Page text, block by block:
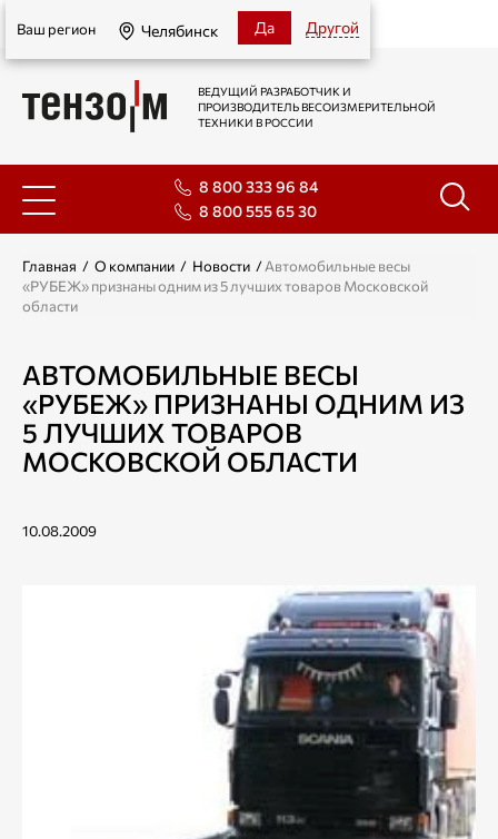
Челябинск
Ваш регион Челябинск Да Другой
ВЕДУЩИЙ РАЗРАБОТЧИК И
ПРОИЗВОДИТЕЛЬ ВЕСОИЗМЕРИТЕЛЬНОЙ
ТЕХНИКИ В РОССИИ
8 800 333 96 84
8 800 555 65 30
Главная / О компании / Новости /Автомобильные весы
«РУБЕЖ» признаны одним из 5 лучших товаров Московской
области
АВТОМОБИЛЬНЫЕ ВЕСЫ
«РУБЕЖ» ПРИЗНАНЫ ОДНИМ ИЗ
5 ЛУЧШИХ ТОВАРОВ
МОСКОВСКОЙ ОБЛАСТИ
10.08.2009